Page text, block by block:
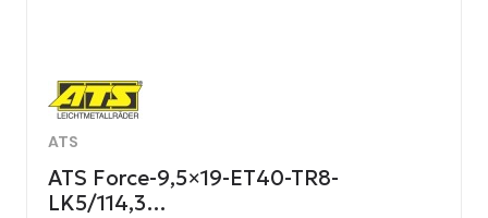
ATS
ATS Force-9,5×19-ET40-TR8-
LK5/114,3…